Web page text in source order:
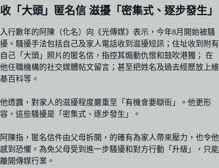
收「大頭」匿名信 滋擾「密集式、逐步發生」
入行數年的阿陳（化名）向《光傳媒》表示，今年8月開始被騷
擾。騷擾手法包括自己及家人電話收到滋擾短訊；住址收到附有
自己「大頭」照片的匿名信，指控其煽動仇恨和鼓吹港獨； 在
他任職機構的社交媒體帖文留言；甚至把姓名及過去經歷放上維
基百科等。
他透露，對家人的滋擾程度嚴重至「有機會要瞓街」。他更形
容，這些騷擾是「密集式、逐步發生」。
阿陳指，匿名信件由父母拆開，的確有為家人帶來壓力，也令他
感到恐懼。為免父母受到進一步騷擾和對方行動「升級」，只能
離開傳媒行業。